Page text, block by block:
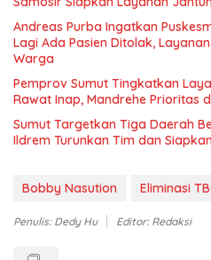
Andreas Purba Ingatkan
Lagi Ada Pasien Ditolak,
Warga
Pemprov Sumut Tingkatkan
Rawat Inap, Mandrehe Prioritas
Sumut Targetkan Tiga Daerah
Ildrem Turunkan Tim dan
Bobby Nasution Eliminasi
Penulis: Dedy Hu Editor: Redaksi